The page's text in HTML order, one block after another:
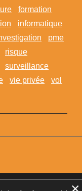
formation
informatique
pme
risque
surveillance
vie privée
vol
- Autorisation